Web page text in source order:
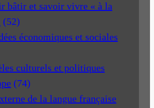
bâtir et savoir vivre « à la
(52)
économiques et sociales
culturels et politiques
(74)
de la langue française